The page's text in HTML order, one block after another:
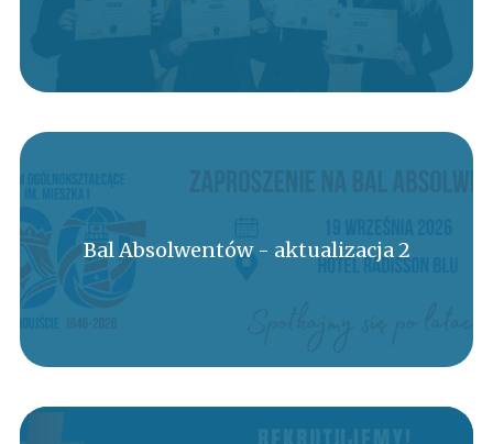
Bal Absolwentów - aktualizacja 2